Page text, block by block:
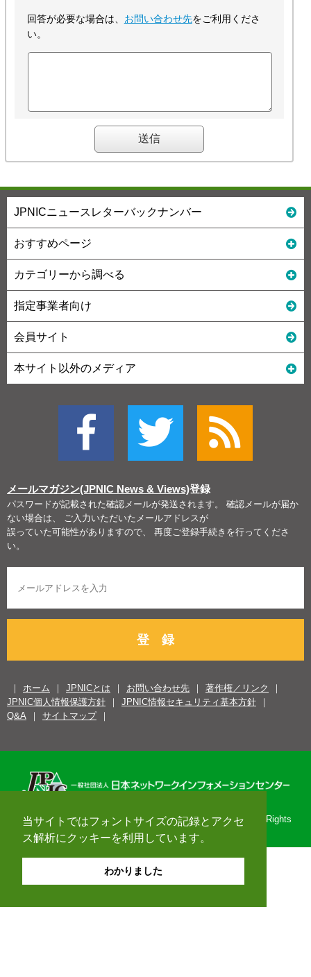
当サイトではフォントサイズの記録とアクセ
ス解析にクッキーを利用しています。
わかりました
回答が必要な場合は、 お問い合わせ先をご利用くださ
い。
JPNICニュースレターバックナンバー
おすすめページ
カテゴリーから調べる
指定事業者向け
会員サイト
本サイト以外のメディア
メールマガジン(JPNIC News & Views)登録
パスワードが記載された確認メールが発送されます。 確認メールが届か
ない場合は、 ご入力いただいたメールアドレスが
誤っていた可能性がありますので、 再度ご登録手続きを行ってくださ
い。
登 録
ホーム JPNICとは お問い合わせ先
著作権／リンク
JPNIC個人情報保護方針
JPNIC情報セキュリティ基本方針
Q&A
サイトマップ
Copyright© 1996-2026 Japan Network Information Center. All Rights
Reserved.